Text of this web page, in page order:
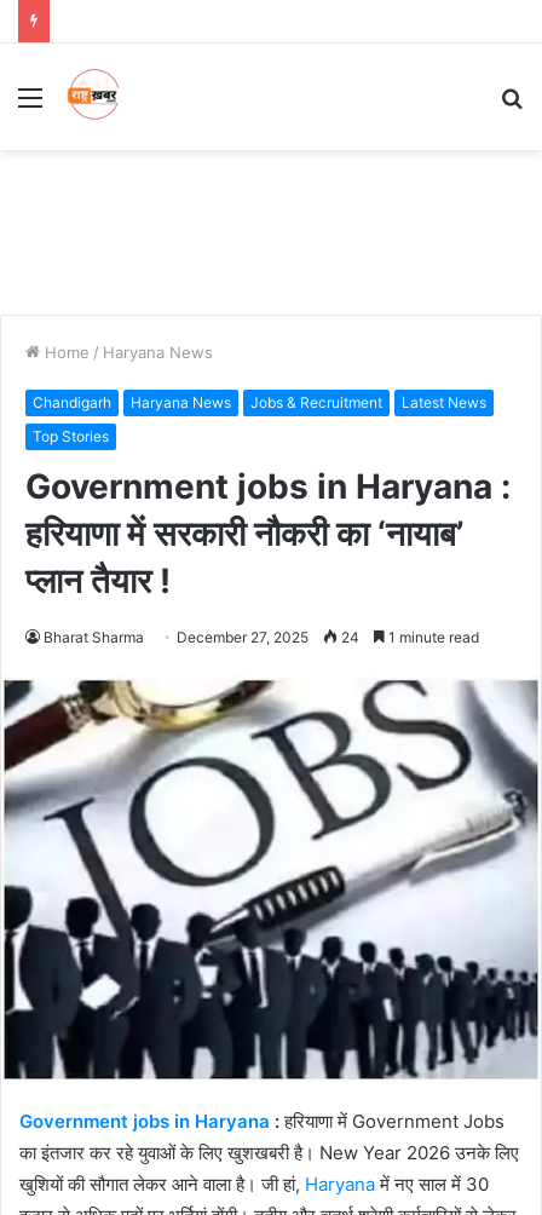
Menu
Home / Haryana News
Chandigarh Haryana News Jobs & Recruitment
Latest News
Top Stories
Government jobs in Haryana :
हरियाणा में सरकारी नौकरी का ‘नायाब’
प्लान तैयार !
Bharat Sharma December 27, 2025 24 1 minute read
Government jobs in Haryana :हरियाणा में Government Jobs
का इंतजार कर रहे युवाओं के लिए खुशखबरी है। New Year 2026 उनके लिए
खुशियों की सौगात लेकर आने वाला है। जी हां, Haryanaमें नए साल में 30